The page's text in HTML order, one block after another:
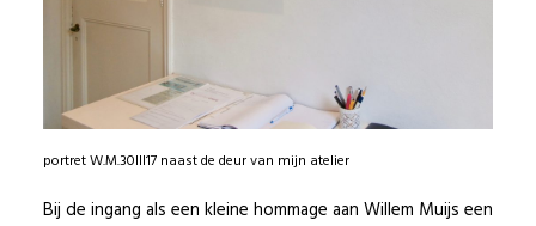
portret W.M.30III17 naast de deur van mijn atelier
Bij de ingang als een kleine hommage aan Willem Muijs een